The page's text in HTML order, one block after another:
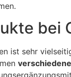
bei
ist sehr